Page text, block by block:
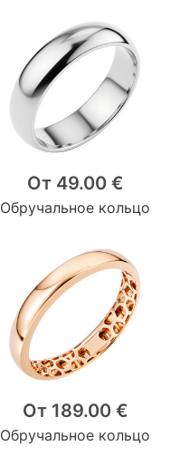
От 49.00 €
Обручальное кольцо
От 189.00 €
Обручальное кольцо